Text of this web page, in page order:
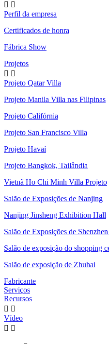
 
Perfil da empresa
Certificados de honra
Fábrica Show
Projetos
 
Projeto Qatar Villa
Projeto Manila Villa nas Filipinas
Projeto Califórnia
Projeto San Francisco Villa
Projeto Havaí
Projeto Bangkok, Tailândia
Vietnã Ho Chi Minh Villa Projeto
Salão de Exposições de Nanjing
Nanjing Jinsheng Exhibition Hall
Salão de Exposições de
Salão de exposição do shopping
Salão de exposição de Zhuhai
Fabricante
Serviços
Recursos
 
Vídeo
 